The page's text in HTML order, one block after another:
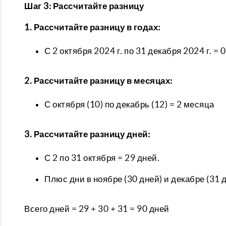
Шаг 3: Рассчитайте разницу
1. Рассчитайте разницу в годах:
С 2 октября 2024 г. по 31 декабря 2024 г. =
2. Рассчитайте разницу в месяцах:
С октября (10) по декабрь (12) = 2 месяца
3. Рассчитайте разницу дней:
С 2 по 31 октября = 29 дней.
Плюс дни в ноябре (30 дней) и декабре (31
Всего дней = 29 + 30 + 31 = 90 дней